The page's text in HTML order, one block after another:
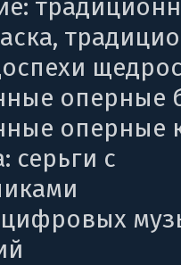
оперные
оперные
серьги с